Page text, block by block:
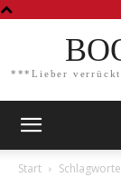
***Lieber verrückt
Start Schlagworte